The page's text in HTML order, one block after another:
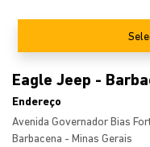
Eagle Jeep -
Endereço
Avenida Governador Bias
Barbacena - Minas Gerais